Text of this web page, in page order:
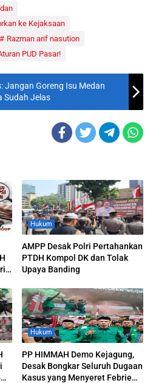
ke Kejaksaan
Razman arif nasution
PUD Pasar!
Jangan Goreng Isu Medan
Sudah Jelas
Hukum
AMPP Desak Polri Pertahankan
PTDH Kompol DK dan Tolak
Upaya Banding
Hukum
PP HIMMAH Demo Kejagung,
Desak Bongkar Seluruh Dugaan
Kasus yang Menyeret Febrie